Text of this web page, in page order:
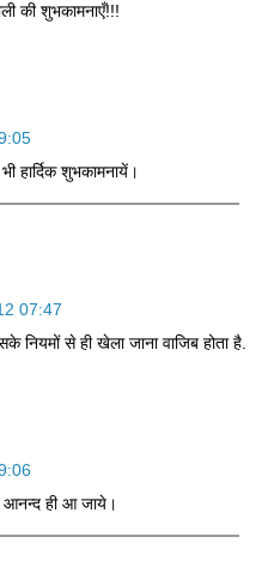
की शुभकामनाएँ!!!
हार्दिक शुभकामनायें।
07:47
से ही खेला जाना वाजिब होता है.
आनन्द ही आ जाये।